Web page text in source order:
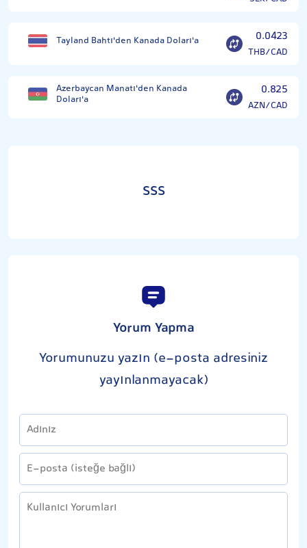
Tayland Bahtı'den Kanada Doları'a 0.0423
THB/CAD
Azerbaycan Manatı'den Kanada
Doları'a
0.825
AZN/CAD
SSS
Yorum Yapma
Yorumunuzu yazın (e-posta adresiniz
yayınlanmayacak)